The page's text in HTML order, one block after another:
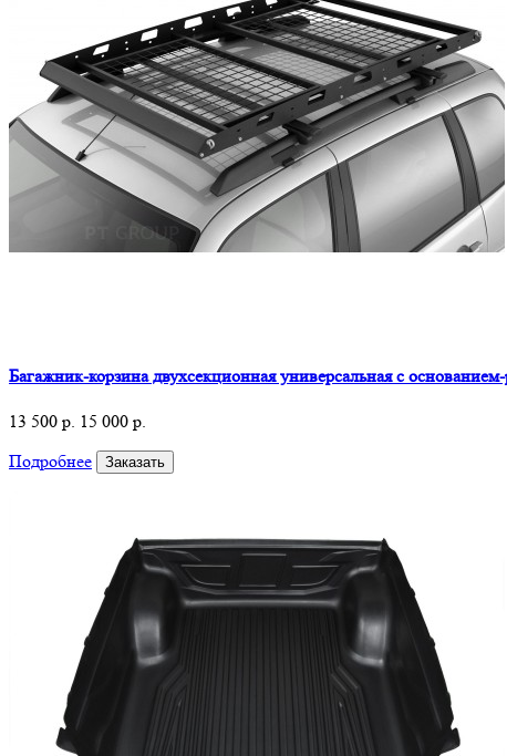
Багажник-корзина двухсекционная универсальная с
13 500 р. 15 000 р.
Подробнее
Заказать